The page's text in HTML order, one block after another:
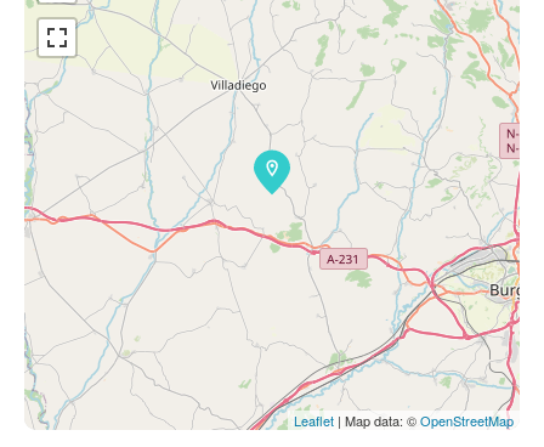
Leaflet | Map data: ©OpenStreetMap